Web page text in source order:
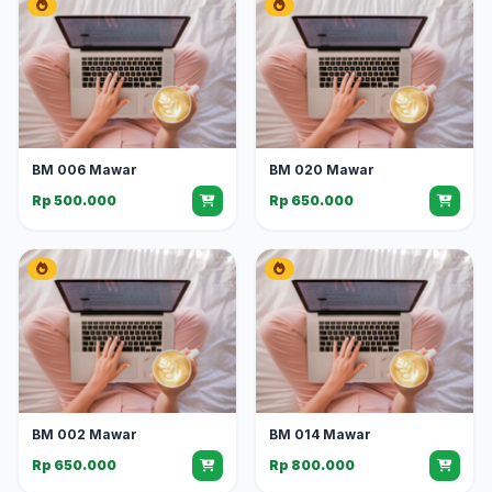
BM 006 Mawar
Rp 500.000
BM 020 Mawar
Rp 650.000
BM 002 Mawar
Rp 650.000
BM 014 Mawar
Rp 800.000